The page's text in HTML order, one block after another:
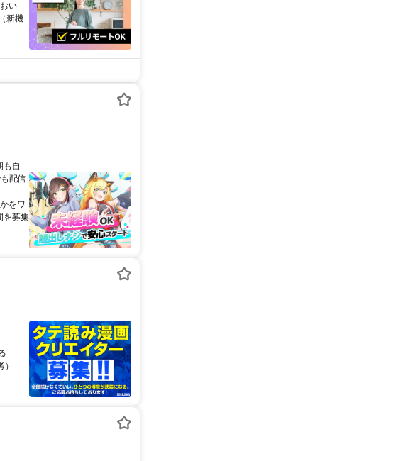
い
新機
も自
配信
をワ
を募集